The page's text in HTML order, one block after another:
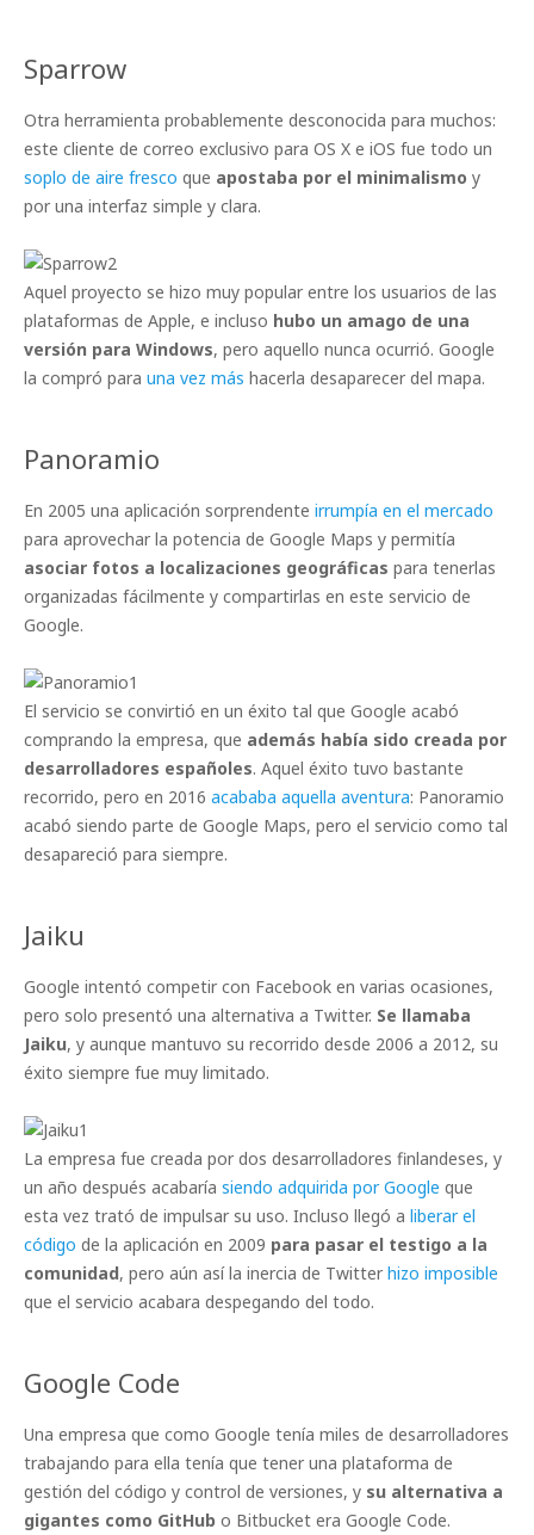
Sparrow
Otra herramienta probablemente desconocida para muchos:
este cliente de correo exclusivo para OS X e iOS fue todo un
soplo de aire fresco que apostaba por el minimalismo y
por una interfaz simple y clara.
Aquel proyecto se hizo muy popular entre los usuarios de las
plataformas de Apple, e incluso hubo un amago de una
versión para Windows, pero aquello nunca ocurrió. Google
la compró para una vez más hacerla desaparecer del mapa.
Panoramio
En 2005 una aplicación sorprendente irrumpía en el mercado
para aprovechar la potencia de Google Maps y permitía
asociar fotos a localizaciones geográficas para tenerlas
organizadas fácilmente y compartirlas en este servicio de
Google.
El servicio se convirtió en un éxito tal que Google acabó
comprando la empresa, que además había sido creada por
desarrolladores españoles. Aquel éxito tuvo bastante
recorrido, pero en 2016 acababa aquella aventura: Panoramio
acabó siendo parte de Google Maps, pero el servicio como tal
desapareció para siempre.
Jaiku
Google intentó competir con Facebook en varias ocasiones,
pero solo presentó una alternativa a Twitter. Se llamaba
Jaiku, y aunque mantuvo su recorrido desde 2006 a 2012, su
éxito siempre fue muy limitado.
La empresa fue creada por dos desarrolladores finlandeses, y
un año después acabaría siendo adquirida por Google que
esta vez trató de impulsar su uso. Incluso llegó a liberar el
código de la aplicación en 2009 para pasar el testigo a la
comunidad, pero aún así la inercia de Twitter hizo imposible
que el servicio acabara despegando del todo.
Google Code
Una empresa que como Google tenía miles de desarrolladores
trabajando para ella tenía que tener una plataforma de
gestión del código y control de versiones, y su alternativa a
gigantes como GitHub o Bitbucket era Google Code.